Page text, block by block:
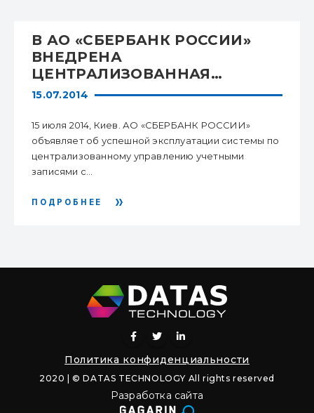
15.07.2014
В АО «СБЕРБАНК РОССИИ»
ВНЕДРЕНА
ЦЕНТРАЛИЗОВАННАЯ
СИСТЕМА УПРАВЛЕНИЯ
ПРАВАМИ ДОСТУПА
15 июля 2014, Киев. АО «СБЕРБАНК РОССИИ»
объявляет об успешной эксплуатации системы по
централизованному управлению учетными
записями с...
ПОДРОБНЕЕ
Политика конфиденциальности
2020 | © DATAS TECHNOLOGY All rights reserved
Разработка сайта